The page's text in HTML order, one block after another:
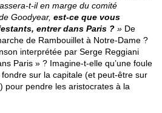
t-il en marge du comité
Goodyear, est-ce que vous
entrer dans Paris ? » De
de Rambouillet à Notre-Dame ?
interprétée par Serge Reggiani
Paris » ? Imagine-t-elle qu’une foule
sur la capitale (et peut-être sur
pour pendre les aristocrates à la